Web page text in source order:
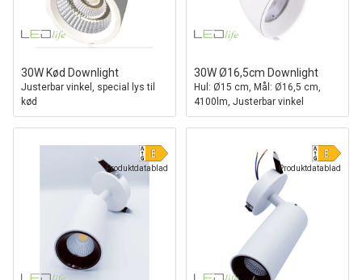
30W Kød Downlight
Justerbar vinkel, special lys til
kød
30W Ø16,5cm Downlight
Hul: Ø15 cm, Mål: Ø16,5 cm,
4100lm, Justerbar vinkel
Produktdatablad Produktdatablad